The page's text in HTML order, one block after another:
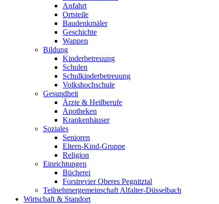
Anfahrt
Ortsteile
Baudenkmäler
Geschichte
Wappen
Bildung
Kinderbetreuung
Schulen
Schulkinderbetreuung
Volkshochschule
Gesundheit
Ärzte & Heilberufe
Apotheken
Krankenhäuser
Soziales
Senioren
Eltern-Kind-Gruppe
Religion
Einrichtungen
Bücherei
Forstrevier Oberes Pegnitztal
Teilnehmergemeinschaft Alfalter-Düsselbach
Wirtschaft & Standort